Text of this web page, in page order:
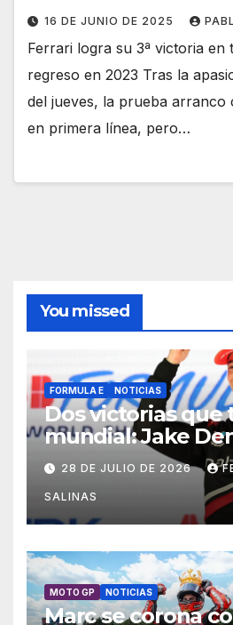
16 DE JUNIO DE 2025
Ferrari logra su 3ª victoria en
regreso en 2023 Tras la
del jueves, la prueba arranco
en primera línea, pero…
You missed
FORMULA E NOTICIAS
Dos victorias que
mundial: Jake
28 DE JULIO DE 2026
SALINAS
MOTO GP NOTICIAS
Marc se corona